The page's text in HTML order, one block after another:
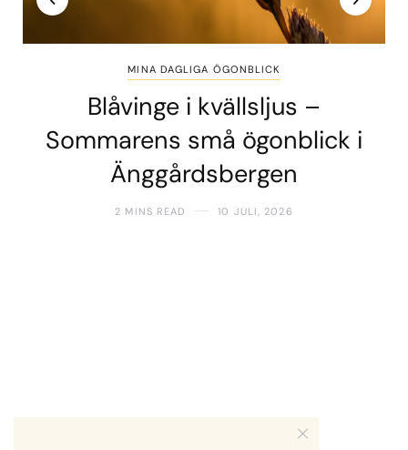
MINA DAGLIGA ÖGONBLICK
Blåvinge i kvällsljus –
Sommarens små ögonblick i
Änggårdsbergen
2 MINS READ 10 JULI, 2026